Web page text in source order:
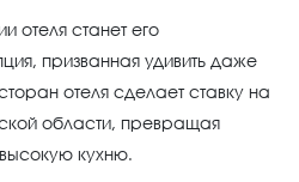
отеля станет его
призванная удивить даже
отеля сделает ставку на
области, превращая
кухню.